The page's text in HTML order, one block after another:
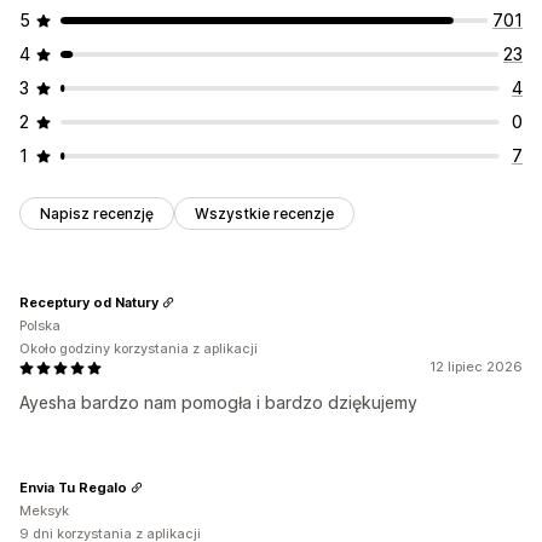
5
701
4
23
3
4
2
0
1
7
Napisz recenzję Wszystkie recenzje
12 lipiec 2026
Ayesha bardzo nam pomogła i bardzo dziękujemy
Receptury od Natury
Polska
Około godziny korzystania z aplikacji
Envia Tu Regalo
Meksyk
9 dni korzystania z aplikacji